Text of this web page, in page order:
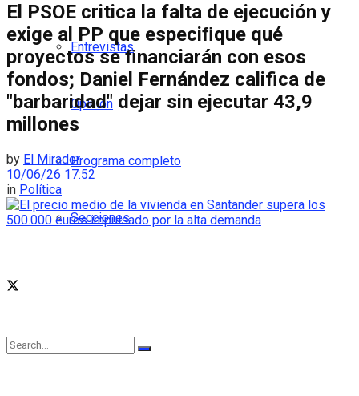
Entrevistas
Opinión
Programa completo
Secciones
El PSOE critica la falta de ejecución y
exige al PP que especiﬁque qué
proyectos se ﬁnanciarán con esos
fondos; Daniel Fernández califica de
"barbaridad" dejar sin ejecutar 43,9
millones
by El Mirador
10/06/26 17:52
in Política